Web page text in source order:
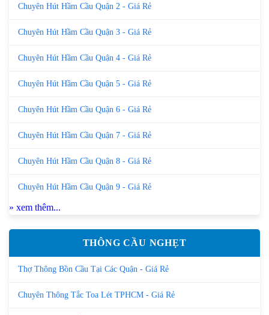
Chuyên Hút Hầm Cầu Quận 2 - Giá Rẻ
Chuyên Hút Hầm Cầu Quận 3 - Giá Rẻ
Chuyên Hút Hầm Cầu Quận 4 - Giá Rẻ
Chuyên Hút Hầm Cầu Quận 5 - Giá Rẻ
Chuyên Hút Hầm Cầu Quận 6 - Giá Rẻ
Chuyên Hút Hầm Cầu Quận 7 - Giá Rẻ
Chuyên Hút Hầm Cầu Quận 8 - Giá Rẻ
Chuyên Hút Hầm Cầu Quận 9 - Giá Rẻ
» xem thêm...
THÔNG CẦU NGHẸT
Thợ Thông Bồn Cầu Tại Các Quận - Giá Rẻ
Chuyên Thông Tắc Toa Lét TPHCM - Giá Rẻ